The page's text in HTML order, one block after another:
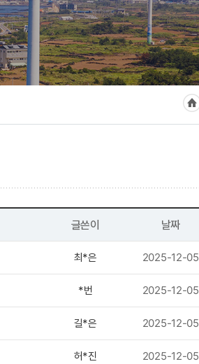
글쓴이 날짜
최*은 2025-12-05
*번 2025-12-05
길*은 2025-12-05
허*진 2025-12-05